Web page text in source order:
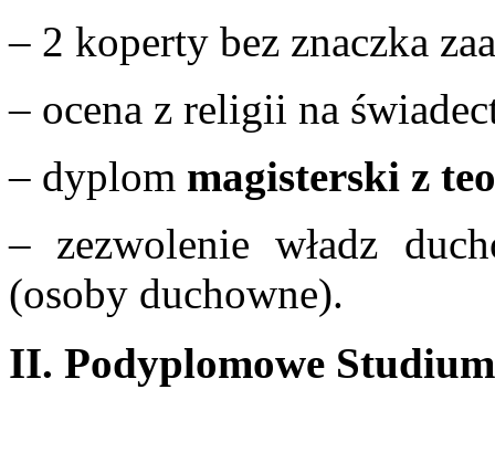
– 2 koperty bez znaczka
– ocena z religii na
– dyplom magisterski z
– zezwolenie władz
(osoby duchowne).
II. Podyplomowe